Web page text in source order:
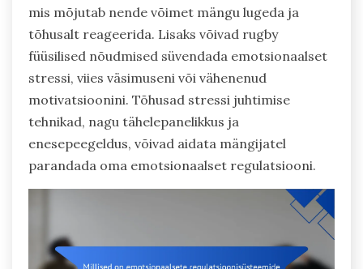
mis mõjutab nende võimet mängu lugeda ja
tõhusalt reageerida. Lisaks võivad rugby
füüsilised nõudmised süvendada emotsionaalset
stressi, viies väsimuseni või vähenenud
motivatsioonini. Tõhusad stressi juhtimise
tehnikad, nagu tähelepanelikkus ja
enesepeegeldus, võivad aidata mängijatel
parandada oma emotsionaalset regulatsiooni.